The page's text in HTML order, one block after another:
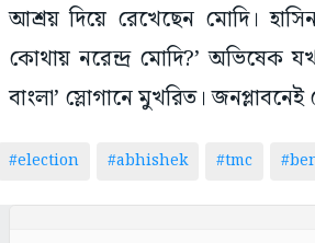
আশ্রয় দিয়ে রেখেছেন মোদি।
কোথায় নরেন্দ্র মোদি?’ অভিষেক
বাংলা’ স্লোগানে মুখরিত।
#election #abhishek #tmc